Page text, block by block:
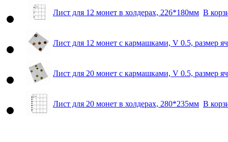
Лист для 12 монет в холдерах, 226*180мм В
Лист для 12 монет с кармашками, V 0.5, размер
Лист для 20 монет с кармашками, V 0.5, размер
Лист для 20 монет в холдерах, 280*235мм В